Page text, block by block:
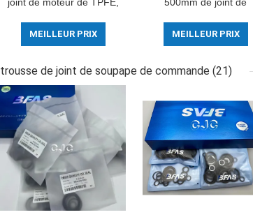
joint de moteur de TPFE,
caoutchouc Ring trousse
MEILLEUR PRIX
500mm de joint de
machines TPFE avec la
résistance thermique
MEILLEUR PRIX
trousse de joint de soupape de commande (21)